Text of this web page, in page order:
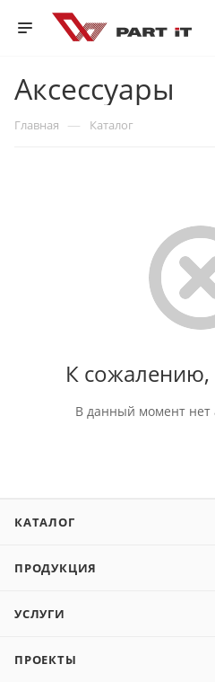
Аксессуары
Главная — Каталог
К сожалению,
В данный момент нет
КАТАЛОГ
ПРОДУКЦИЯ
УСЛУГИ
ПРОЕКТЫ